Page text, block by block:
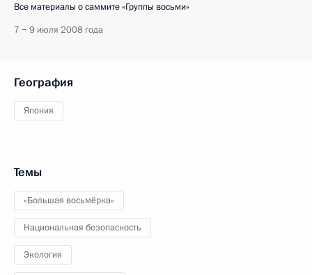
Все материалы о саммите «Группы восьми»
7 − 9 июля 2008 года
География
Япония
Темы
«Большая восьмёрка»
Национальная безопасность
Экология